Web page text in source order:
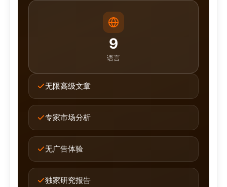
9
语言
无限高级文章
专家市场分析
无广告体验
独家研究报告